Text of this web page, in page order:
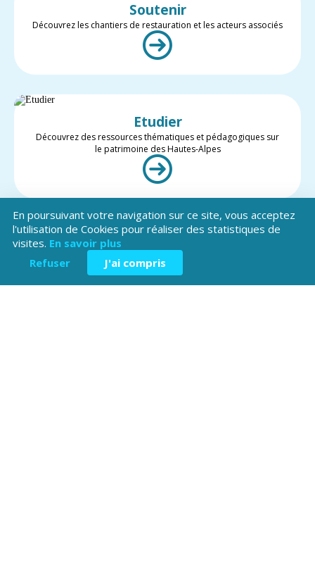
Soutenir
Découvrez les chantiers de restauration et les acteurs associés
Etudier
Découvrez des ressources thématiques et pédagogiques sur
le patrimoine des Hautes-Alpes
Valoriser
Restez informé des projets et des actualités du patrimoine des
Hautes-Alpes
En poursuivant votre navigation sur ce site, vous acceptez
l'utilisation de Cookies pour réaliser des statistiques de
visites. En savoir plus
Refuser
J'ai compris